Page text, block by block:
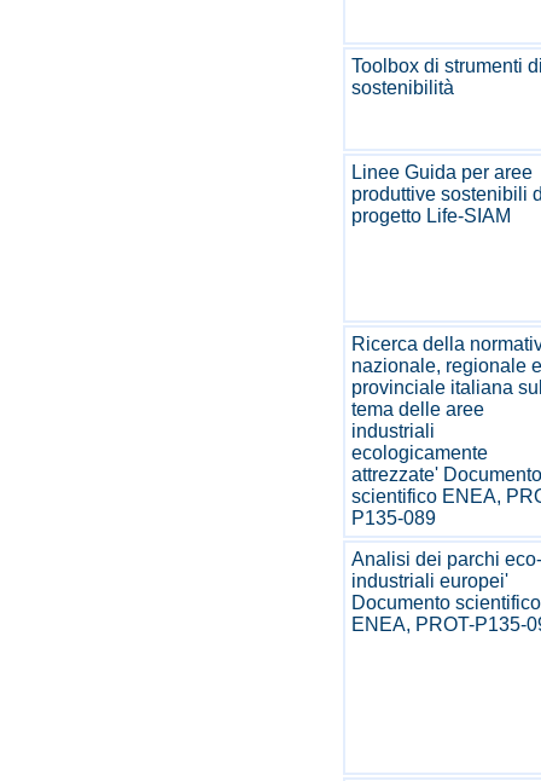
Toolbox di strumenti
sostenibilità
Linee Guida per aree
produttive sostenibili
progetto Life-SIAM
Ricerca della
nazionale, regionale e
provinciale italiana
tema delle aree
industriali
ecologicamente
attrezzate' Documento
scientifico ENEA,
P135-089
Analisi dei parchi eco-
industriali europei'
Documento scientifico
ENEA, PROT-P135-